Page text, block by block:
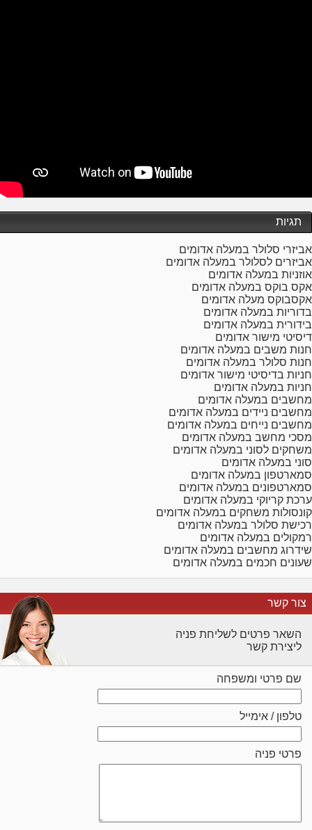
תגיות
אביזרי סלולר במעלה אדומים
אביזרים לסלולר במעלה אדומים
אוזניות במעלה אדומים
אקס בוקס במעלה אדומים
אקסבוקס מעלה אדומים
בדוריות במעלה אדומים
בידורית במעלה אדומים
דיסיטי מישור אדומים
חנות משבים במעלה אדומים
חנות סלולר במעלה אדומים
חניות בדיסיטי מישור אדומים
חניות במעלה אדומים
מחשבים במעלה אדומים
מחשבים ניידים במעלה אדומים
מחשבים נייחים במעלה אדומים
מסכי מחשב במעלה אדומים
משחקים לסוני במעלה אדומים
סוני במעלה אדומים
סמארטפון במעלה אדומים
סמארטפונים במעלה אדומים
ערכת קריוקי במעלה אדומים
קונסולות משחקים במעלה אדומים
רכישת סלולר במעלה אדומים
רמקולים במעלה אדומים
שידרוג מחשבים במעלה אדומים
שעונים חכמים במעלה אדומים
צור קשר
השאר פרטים לשליחת פניה
ליצירת קשר
שם פרטי ומשפחה
טלפון / אימייל
פרטי פניה